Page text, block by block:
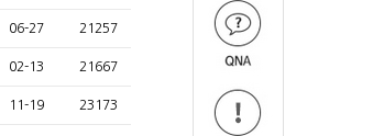
06-27 21257
02-13 21667
11-19 23173